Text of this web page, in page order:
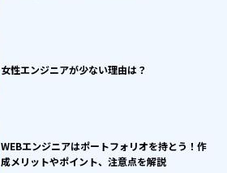
女性エンジニアが少ない理由は？
WEBエンジニアはポートフォリオを持とう！作
成メリットやポイント、注意点を解説